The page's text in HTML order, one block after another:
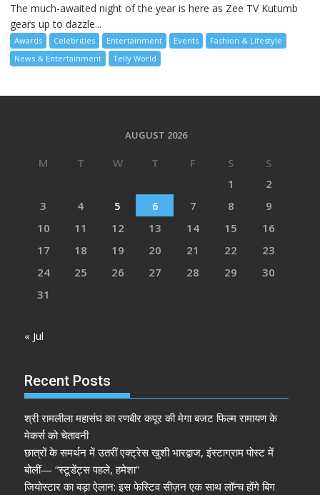
The much-awaited night of the year is here as Zee TV Kutumb
gears up to dazzle...
Awards Celebrities Entertainment Events
Fashion & Lifestyle
News & Entertainment
Telly World
AUGUST 2026
M T W T F S
S
1
2
3
4 5 6 7 8
9
10
11 12 13 14 15
16
17
18 19 20 21 22
23
24
25 26 27 28 29
30
31
« Jul
Recent Posts
श्री रामलीला महासंघ का रणबीर कपूर की मेगा बजट फिल्म रामायण के
मेकर्स को चेतावनी
छात्रों के समर्थन में उतरीं एक्ट्रेस खुशी भारद्वाज, इंस्टाग्राम पोस्ट में
बोलीं— “स्टूडेंट्स पहले, हमेशा”
जियोस्टार का बड़ा ऐलान: इस फेस्टिव सीज़न एक साथ लॉन्च होंगे बिग